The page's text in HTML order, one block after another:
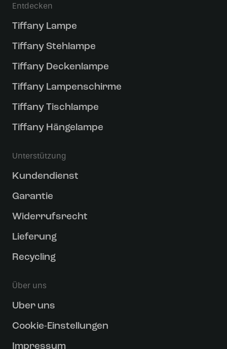
Entdecken
Tiffany Lampe
Tiffany Stehlampe
Tiffany Deckenlampe
Tiffany Lampenschirme
Tiffany Tischlampe
Tiffany Hängelampe
Unterstützung
Kundendienst
Garantie
Widerrufsrecht
Lieferung
Recycling
Über uns
Uber uns
Cookie-Einstellungen
Impressum